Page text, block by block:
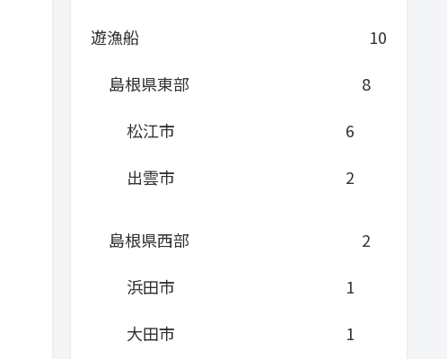
遊漁船
10
島根県東部
8
松江市
6
出雲市
2
島根県西部
2
浜田市
1
大田市
1